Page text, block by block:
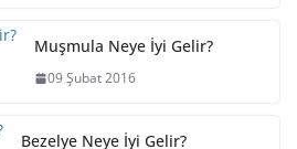
Muşmula Neye İyi Gelir?
09 Şubat 2016
Bezelye Neye İyi Gelir?